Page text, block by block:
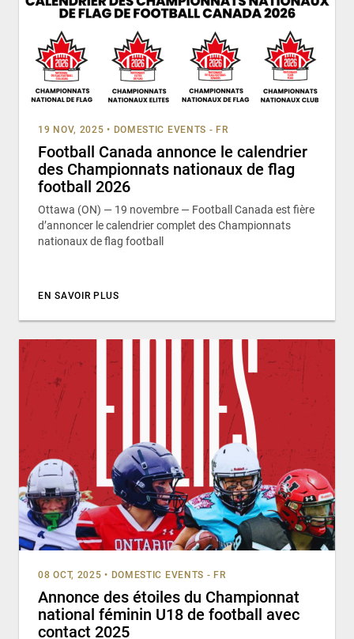
19 NOV, 2025 • DOMESTIC EVENTS - FR
Football Canada annonce le calendrier
des Championnats nationaux de flag
football 2026
Ottawa (ON) — 19 novembre — Football Canada est fière
d’annoncer le calendrier complet des Championnats
nationaux de flag football
EN SAVOIR PLUS
08 OCT, 2025 • DOMESTIC EVENTS - FR
Annonce des étoiles du Championnat
national féminin U18 de football avec
contact 2025